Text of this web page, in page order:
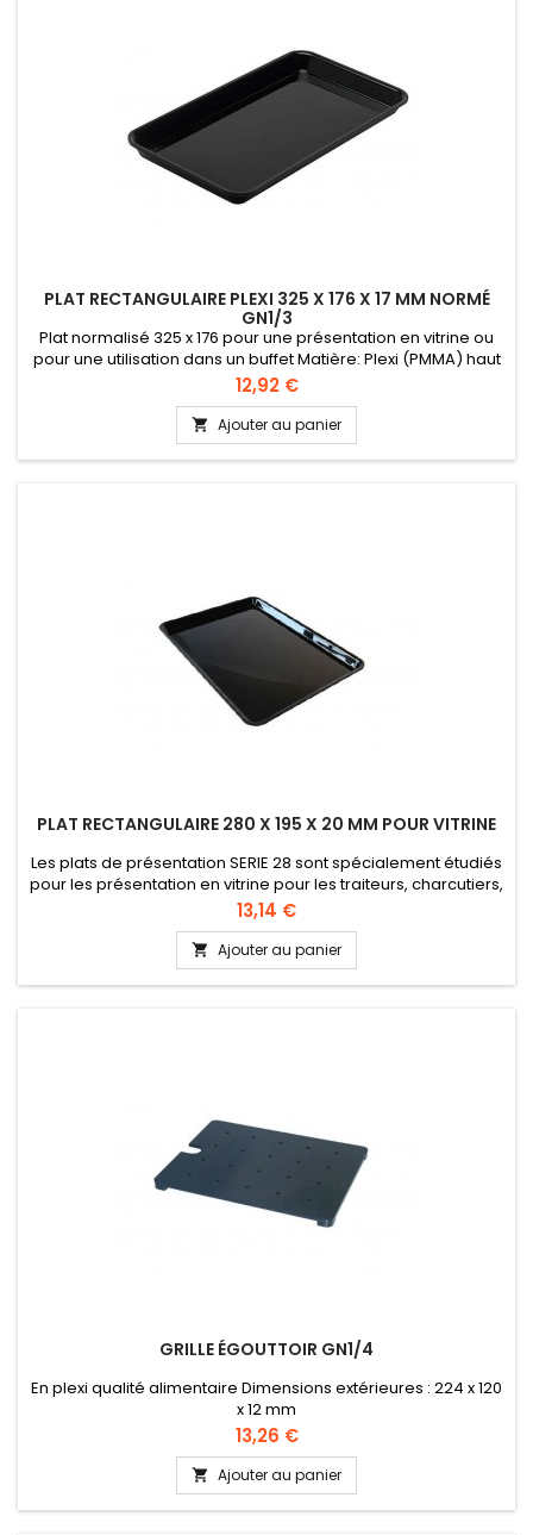
PLAT RECTANGULAIRE PLEXI 325 X 176 X 17 MM NORMÉ
GN1/3
Plat normalisé 325 x 176 pour une présentation en vitrine ou
pour une utilisation dans un buffet Matière: Plexi (PMMA) haut
de gamme certifié alimentaire Normé GN 1/3 Hauteur 17 mm
Prix
12,92 €
 Ajouter au panier
PLAT RECTANGULAIRE 280 X 195 X 20 MM POUR VITRINE
Les plats de présentation SERIE 28 sont spécialement étudiés
pour les présentation en vitrine pour les traiteurs, charcutiers,
boucherie, etc... Lavable en lave-vaisselle Plexi alimentaire
Hauteur 20 mm
Prix
13,14 €
 Ajouter au panier
GRILLE ÉGOUTTOIR GN1/4
En plexi qualité alimentaire Dimensions extérieures : 224 x 120
x 12 mm
Prix
13,26 €
 Ajouter au panier